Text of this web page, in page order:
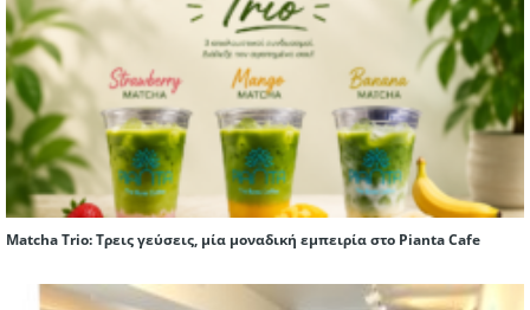
Matcha Trio: Τρεις γεύσεις, μία μοναδική εμπειρία στο Pianta Cafe